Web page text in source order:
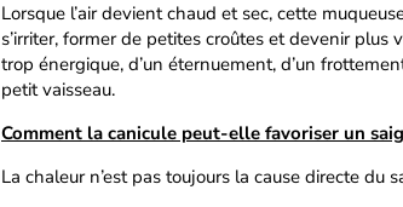
Lorsque l’air devient chaud et sec, cette
s’irriter, former de petites croûtes et devenir
trop énergique, d’un éternuement, d’un
petit vaisseau.
Comment la canicule peut-elle favoriser un
La chaleur n’est pas toujours la cause directe